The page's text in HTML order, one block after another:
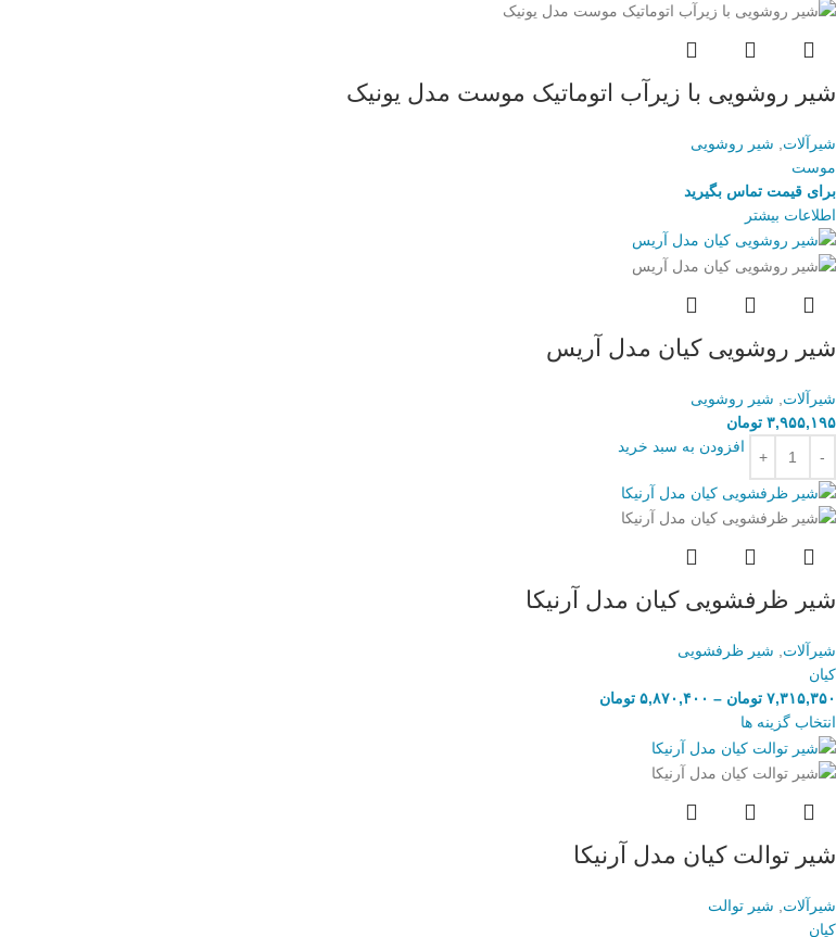
شیر روشویی با زیرآب اتوماتیک موست مدل یونیک
شیرآلات
شیر روشویی
موست
برای قیمت تماس بگیرید
اطلاعات بیشتر
شیر روشویی کیان مدل آریس
شیرآلات
شیر روشویی
۳,۹۵۵,۱۹۵ تومان
افزودن به سبد خرید
شیر ظرفشویی کیان مدل آرنیکا
شیرآلات, شیر ظرفشویی
کیان
۷,۳۱۵,۳۵۰ تومان – ۵,۸۷۰,۴۰۰ تومان
انتخاب گزینه ها
شیر توالت کیان مدل آرنیکا
شیرآلات
شیر توالت
کیان